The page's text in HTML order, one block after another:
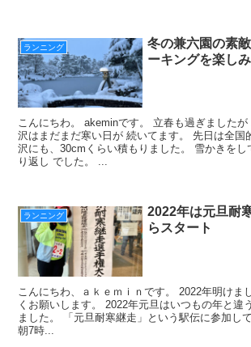
ランニング
冬の兼六園の素
ーキングを楽し
こんにちわ。 akeminです。 立春も過ぎました
沢はまだまだ寒い日が 続いてます。 先日は全国
沢にも、30cmくらい積もりました。 雪かきをし
り返し でした。 ...
ランニング
2022年は元旦耐
らスタート
こんにちわ、ａｋｅｍｉｎです。 2022年明けま
くお願いします。 2022年元旦はいつもの年と違
ました。 「元旦耐寒継走」という駅伝に参加し
朝7時...